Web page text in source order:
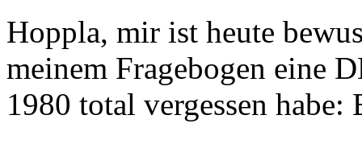
Hoppla, mir ist heute
meinem Fragebogen eine
1980 total vergessen